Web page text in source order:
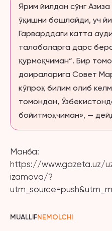
Ярим йилдан сўнг
ўқишни бошлайди, уч
Гарварддаги катта
талабаларга дарс
қурмоқчиман“. Бир
доираларига Совет
кўпроқ билим олиб
томондан,
бойитмоқчиман», —
Манба:
https://www.gazeta.uz/
izamova/?
MUALLIFNEMOLCHI